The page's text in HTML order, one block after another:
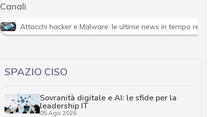
Canali
Attacchi hacker e Malware: le ultime news in tempo reale e
SPAZIO CISO
Sovranità digitale e AI: le sfide per la
leadership IT
05 Ago 2026